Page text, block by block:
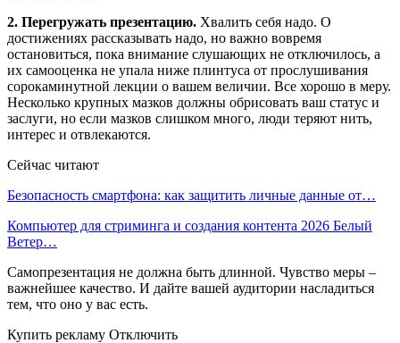
2. Перегружать презентацию. Хвалить себя надо. О
достижениях рассказывать надо, но важно вовремя
остановиться, пока внимание слушающих не отключилось, а
их самооценка не упала ниже плинтуса от прослушивания
сорокаминутной лекции о вашем величии. Все хорошо в меру.
Несколько крупных мазков должны обрисовать ваш статус и
заслуги, но если мазков слишком много, люди теряют нить,
интерес и отвлекаются.
Сейчас читают
Безопасность смартфона: как защитить личные данные от…
Компьютер для стриминга и создания контента 2026 Белый
Ветер…
Самопрезентация не должна быть длинной. Чувство меры –
важнейшее качество. И дайте вашей аудитории насладиться
тем, что оно у вас есть.
Купить рекламу Отключить